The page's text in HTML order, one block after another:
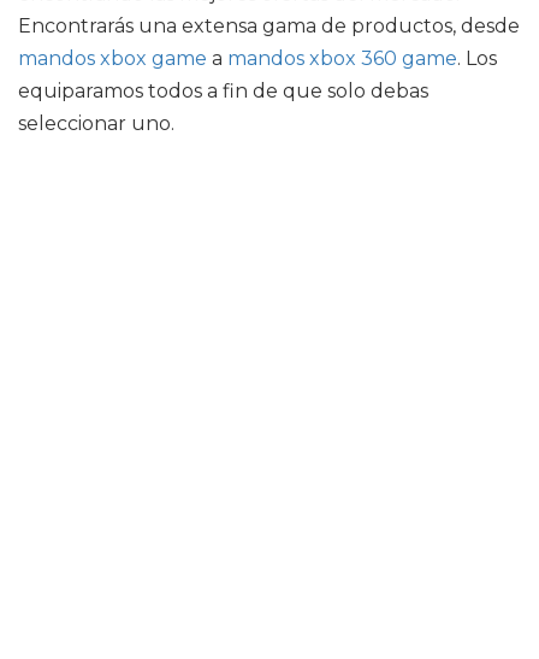
Encontrarás una extensa gama de productos, desde
mandos xbox game a mandos xbox 360 game. Los
equiparamos todos a fin de que solo debas
seleccionar uno.